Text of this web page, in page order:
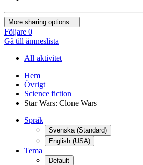
More sharing options...
Följare 0
Gå till ämneslista
All aktivitet
Hem
Övrigt
Science fiction
Star Wars: Clone Wars
Språk
Svenska (Standard)
English (USA)
Tema
Default